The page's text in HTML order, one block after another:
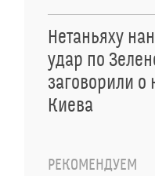
Нетаньяху
удар по
заговорили о
Киева
РЕКОМЕНДУЕМ